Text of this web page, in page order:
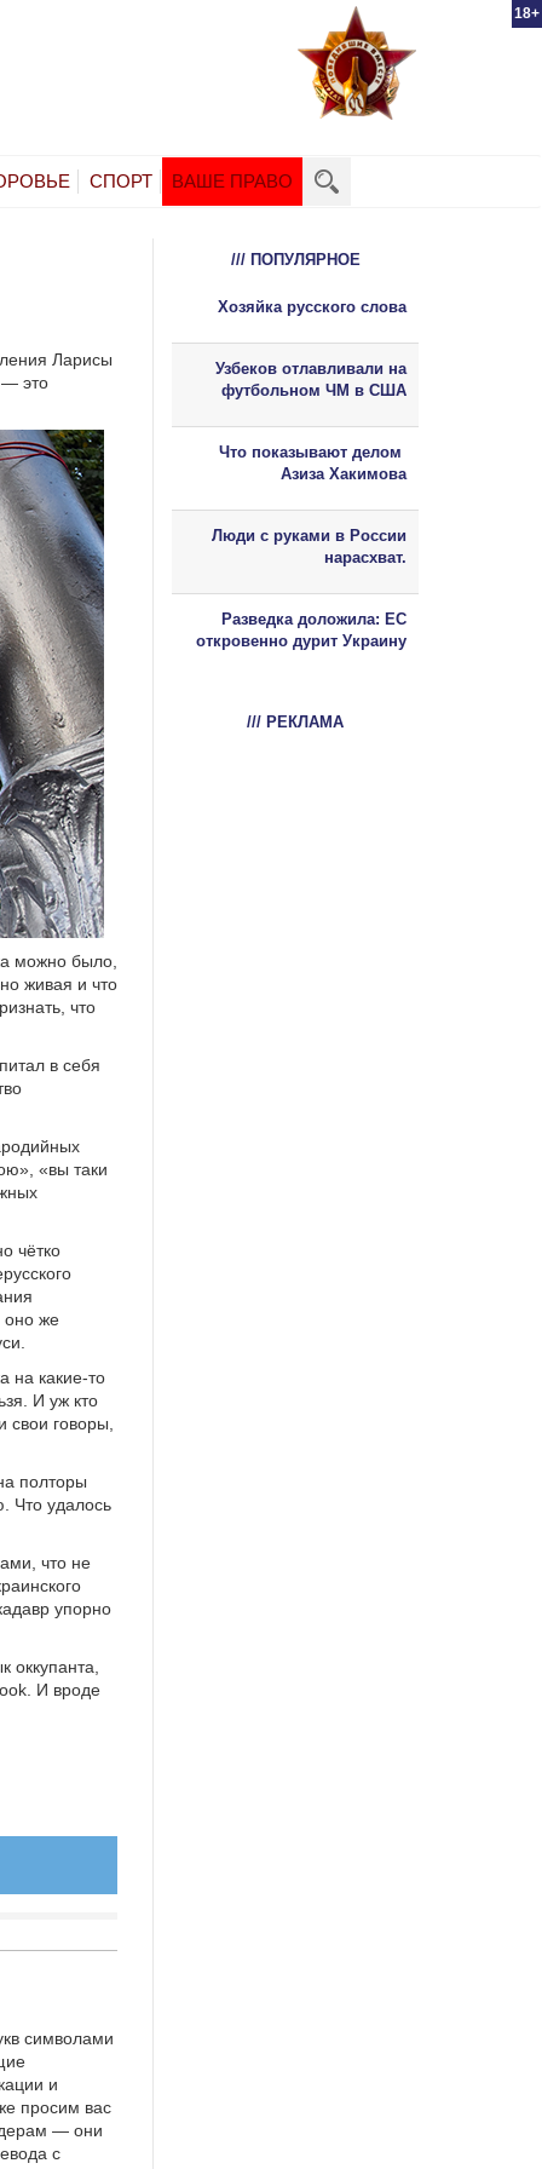
18+
СПОРТ ВАШЕ ПРАВО
Ларисы
— это
можно было,
живая и что
что
в себя
«вы таки
чётко
оно же
на какие-то
И уж кто
свои говоры,
полторы
Что удалось
что не
упорно
оккупанта,
И вроде
символами
и
просим вас
— они
с
/// ПОПУЛЯРНОЕ
Хозяйка русского слова
Узбеков отлавливали на
футбольном ЧМ в США
Что показывают делом
Азиза Хакимова
Люди с руками в России
нарасхват.
Разведка доложила: ЕС
откровенно дурит Украину
/// РЕКЛАМА